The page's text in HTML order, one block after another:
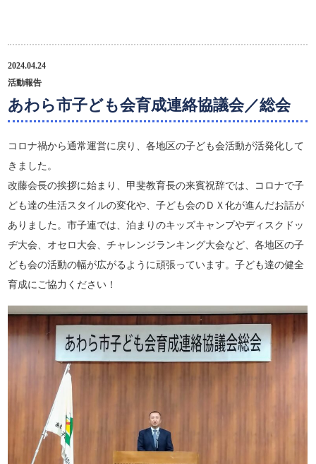
2024.04.24
活動報告
あわら市子ども会育成連絡協議会／総会
コロナ禍から通常運営に戻り、各地区の子ども会活動が活発化して
きました。
改藤会長の挨拶に始まり、甲斐教育長の来賓祝辞では、コロナで子
ども達の生活スタイルの変化や、子ども会のＤＸ化が進んだお話が
ありました。市子連では、泊まりのキッズキャンプやディスクドッ
ヂ大会、オセロ大会、チャレンジランキング大会など、各地区の子
ども会の活動の幅が広がるように頑張っています。子ども達の健全
育成にご協力ください！